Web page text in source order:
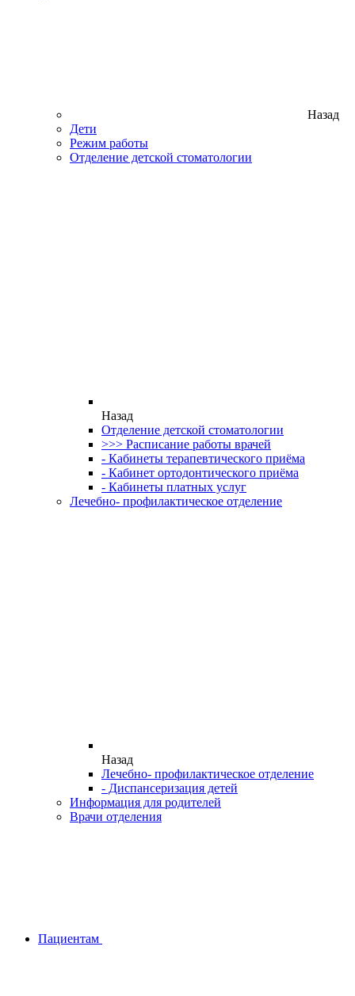
Назад
Дети
Режим работы
Отделение детской стоматологии
Назад
Отделение детской стоматологии
>>> Расписание работы врачей
- Кабинеты терапевтического приёма
- Кабинет ортодонтического приёма
- Кабинеты платных услуг
Лечебно- профилактическое отделение
Назад
Лечебно- профилактическое отделение
- Диспансеризация детей
Информация для родителей
Врачи отделения
Пациентам